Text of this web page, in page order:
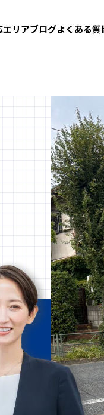
借
エリアブログよくある質